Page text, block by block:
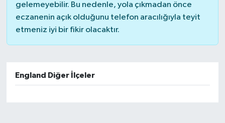
gelemeyebilir. Bu nedenle, yola çıkmadan önce
eczanenin açık olduğunu telefon aracılığıyla teyit
etmeniz iyi bir fikir olacaktır.
England Diğer İlçeler